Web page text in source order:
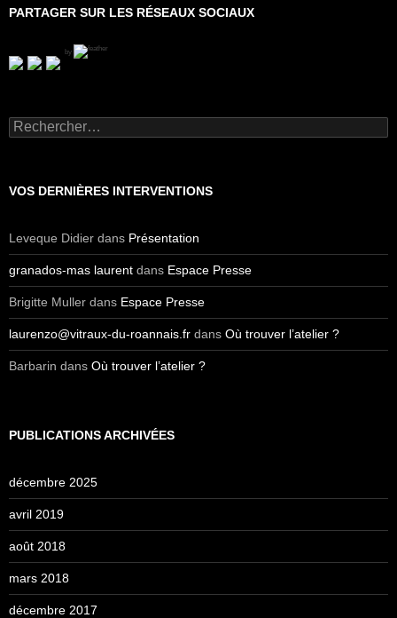
PARTAGER SUR LES RÉSEAUX SOCIAUX
by
R
e
e
h
e
r
:
VOS DERNIÈRES INTERVENTIONS
Leveque Didier dans Présentation
granados-mas laurent dans Espace Presse
Brigitte Muller dans Espace Presse
laurenzo@vitraux-du-roannais.fr dans Où trouver l’atelier ?
Barbarin dans Où trouver l’atelier ?
PUBLICATIONS ARCHIVÉES
décembre 2025
avril 2019
août 2018
mars 2018
décembre 2017